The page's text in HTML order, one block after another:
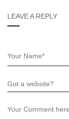
LEAVE A REPLY